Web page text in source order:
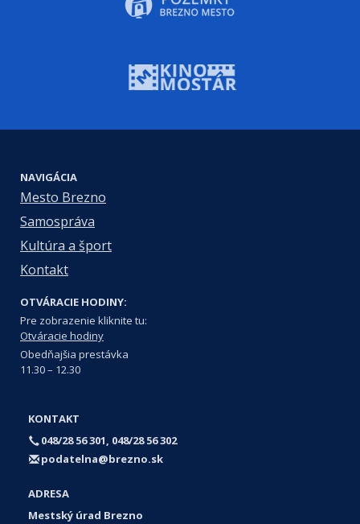
NAVIGÁCIA
Mesto Brezno
Samospráva
Kultúra a šport
Kontakt
OTVÁRACIE HODINY:
Pre zobrazenie kliknite tu:
Otváracie hodiny
Obedňajšia prestávka
11.30 – 12.30
KONTAKT
048/28 56 301, 048/28 56 302
podatelna@brezno.sk
ADRESA
Mestský úrad Brezno